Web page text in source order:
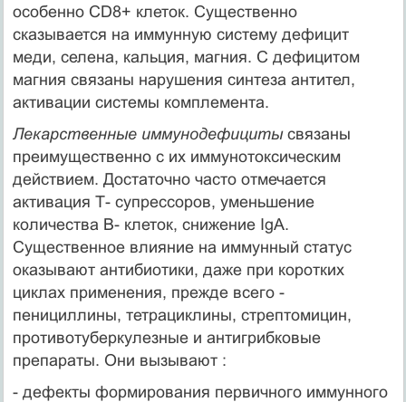
особенно CD8+ клеток. Существенно
сказывается на иммунную систему дефицит
меди, селена, кальция, магния. С дефицитом
магния связаны нарушения синтеза антител,
активации системы комплемента.
Лекарственные иммунодефицитысвязаны
преимущественно с их иммунотоксическим
действием. Достаточно часто отмечается
активация Т- супрессоров, уменьшение
количества В- клеток, снижение IgA.
Существенное влияние на иммунный статус
оказывают антибиотики, даже при коротких
циклах применения, прежде всего -
пенициллины, тетрациклины, стрептомицин,
противотуберкулезные и антигрибковые
препараты. Они вызывают :
- дефекты формирования первичного иммунного